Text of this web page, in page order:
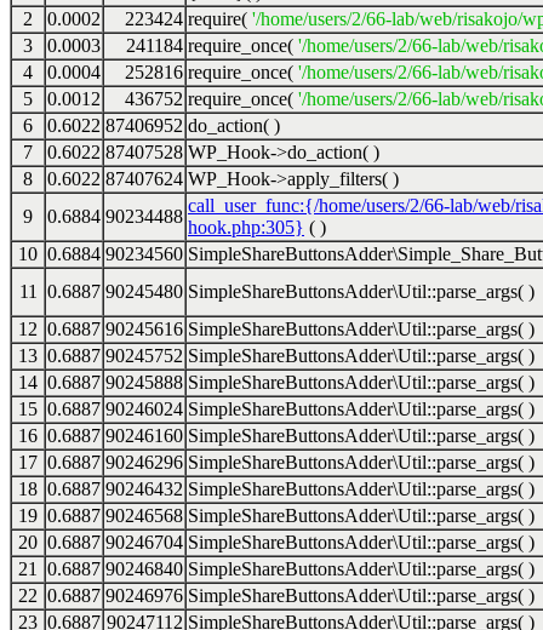
2
0.0002 223424 require( '/home/users/2/66-lab/web/risakojo/
3
0.0003 241184 require_once( '/home/users/2/66-lab/web/
4
0.0004 252816 require_once( '/home/users/2/66-lab/web/
5
0.0012 436752 require_once( '/home/users/2/66-lab/web/
6
0.6022 87406952 do_action( )
7
0.6022 87407528 WP_Hook->do_action( )
8
0.6022 87407624 WP_Hook->apply_filters( )
9
0.6884 90234488
call_user_func:{/home/users/2/66-lab/web/
hook.php:305} ( )
10 0.6884 90234560
11
0.6887 90245480 SimpleShareButtonsAdder\Util::parse_args( )
12 0.6887 90245616 SimpleShareButtonsAdder\Util::parse_args( )
13 0.6887 90245752 SimpleShareButtonsAdder\Util::parse_args( )
14 0.6887 90245888 SimpleShareButtonsAdder\Util::parse_args( )
15 0.6887 90246024 SimpleShareButtonsAdder\Util::parse_args( )
16 0.6887 90246160 SimpleShareButtonsAdder\Util::parse_args( )
17 0.6887 90246296 SimpleShareButtonsAdder\Util::parse_args( )
18 0.6887 90246432 SimpleShareButtonsAdder\Util::parse_args( )
19 0.6887 90246568 SimpleShareButtonsAdder\Util::parse_args( )
20 0.6887 90246704 SimpleShareButtonsAdder\Util::parse_args( )
21
0.6887 90246840 SimpleShareButtonsAdder\Util::parse_args( )
22 0.6887 90246976 SimpleShareButtonsAdder\Util::parse_args( )
23 0.6887 90247112 SimpleShareButtonsAdder\Util::parse_args( )